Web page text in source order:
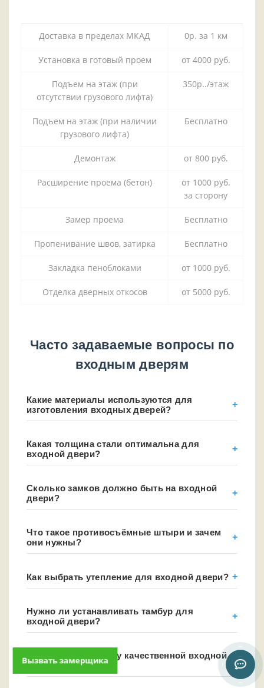
Доставка в пределах МКАД 0р. за 1 км
Установка в готовый проем от 4000 руб.
Подъем на этаж (при
отсутствии грузового лифта)
350р../этаж
Подъем на этаж (при наличии
грузового лифта)
Бесплатно
Демонтаж от 800 руб.
Расширение проема (бетон)
от 1000 руб.
за сторону
Замер проема Бесплатно
Пропенивание швов, затирка Бесплатно
Закладка пеноблоками от 1000 руб.
Отделка дверных откосов от 5000 руб.
Часто задаваемые вопросы по
входным дверям
Какие материалы используются для
изготовления входных дверей?
Какая толщина стали оптимальна для
входной двери?
Сколько замков должно быть на входной
двери?
Что такое противосъёмные штыри и зачем
они нужны?
Как выбрать утепление для входной двери?
Нужно ли устанавливать тамбур для
входной двери?
Какой срок службы у качественной входной
двери?
Вызвать замерщика